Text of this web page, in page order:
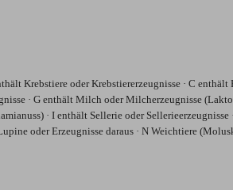
Krebstiere oder Krebstiererzeugnisse · C
· G enthält Milch oder Milcherzeugnisse
· I enthält Sellerie oder
oder Erzeugnisse daraus · N Weichtiere